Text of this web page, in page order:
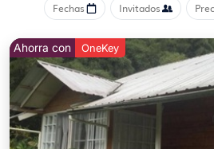
Fechas Invitados
Ahorra con OneKey